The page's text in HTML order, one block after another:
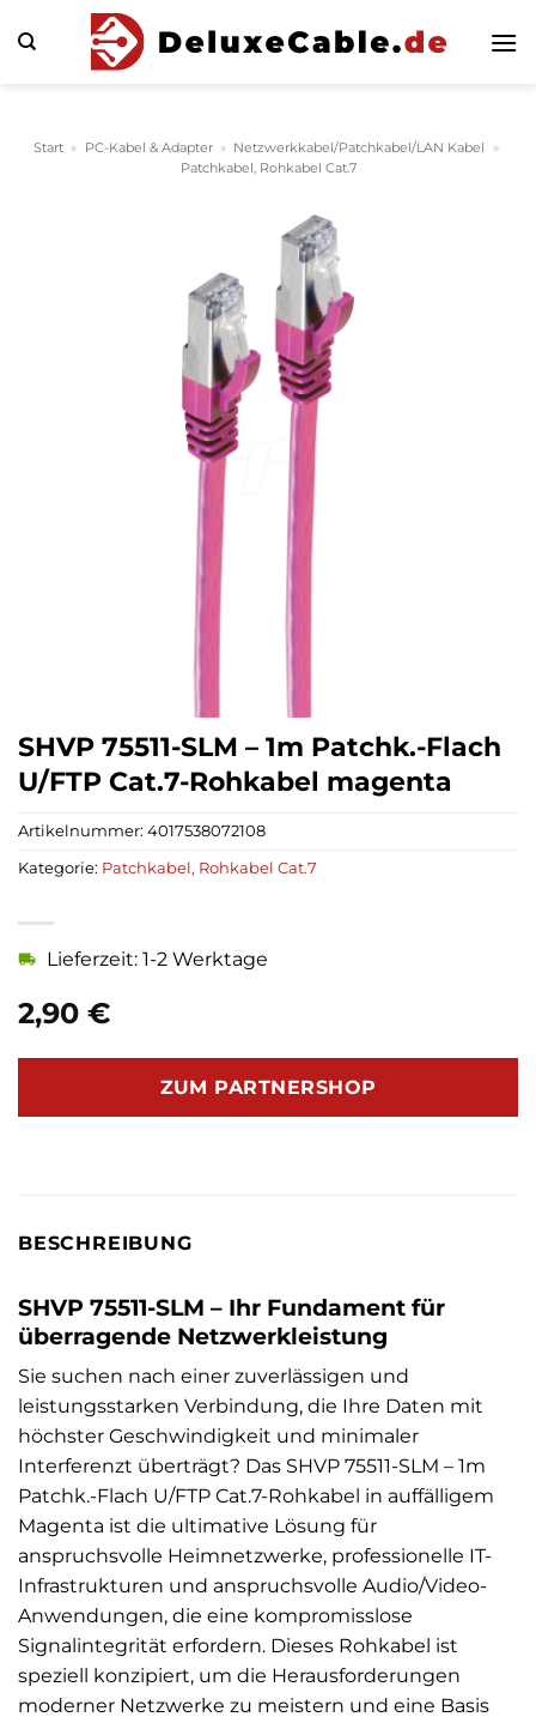
Inhalt
Start » PC-Kabel & Adapter » Netzwerkkabel/Patchkabel/LAN Kabel
»
Patchkabel, Rohkabel Cat.7
SHVP 75511-SLM – 1m Patchk.-Flach
U/FTP Cat.7-Rohkabel magenta
2,90 €
Lieferzeit: 1-2 Werktage
ZUM PARTNERSHOP
Artikelnummer: 4017538072108
Kategorie: Patchkabel, Rohkabel Cat.7
BESCHREIBUNG
SHVP 75511-SLM – Ihr Fundament für
überragende Netzwerkleistung
Sie suchen nach einer zuverlässigen und
leistungsstarken Verbindung, die Ihre Daten mit
höchster Geschwindigkeit und minimaler
Interferenzt überträgt? Das SHVP 75511-SLM – 1m
Patchk.-Flach U/FTP Cat.7-Rohkabel in auffälligem
Magenta ist die ultimative Lösung für
anspruchsvolle Heimnetzwerke, professionelle IT-
Infrastrukturen und anspruchsvolle Audio/Video-
Anwendungen, die eine kompromisslose
Signalintegrität erfordern. Dieses Rohkabel ist
speziell konzipiert, um die Herausforderungen
moderner Netzwerke zu meistern und eine Basis